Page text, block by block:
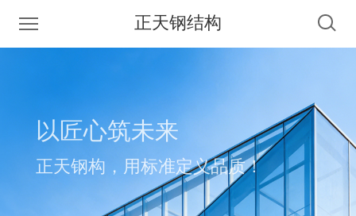
正天钢结构
以匠心筑未来
正天钢构，用标准定义品质！